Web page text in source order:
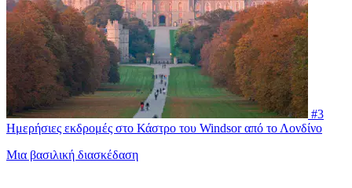
#3
Ημερήσιες εκδρομές στο Κάστρο του Windsor από το Λονδίνο
Μια βασιλική διασκέδαση